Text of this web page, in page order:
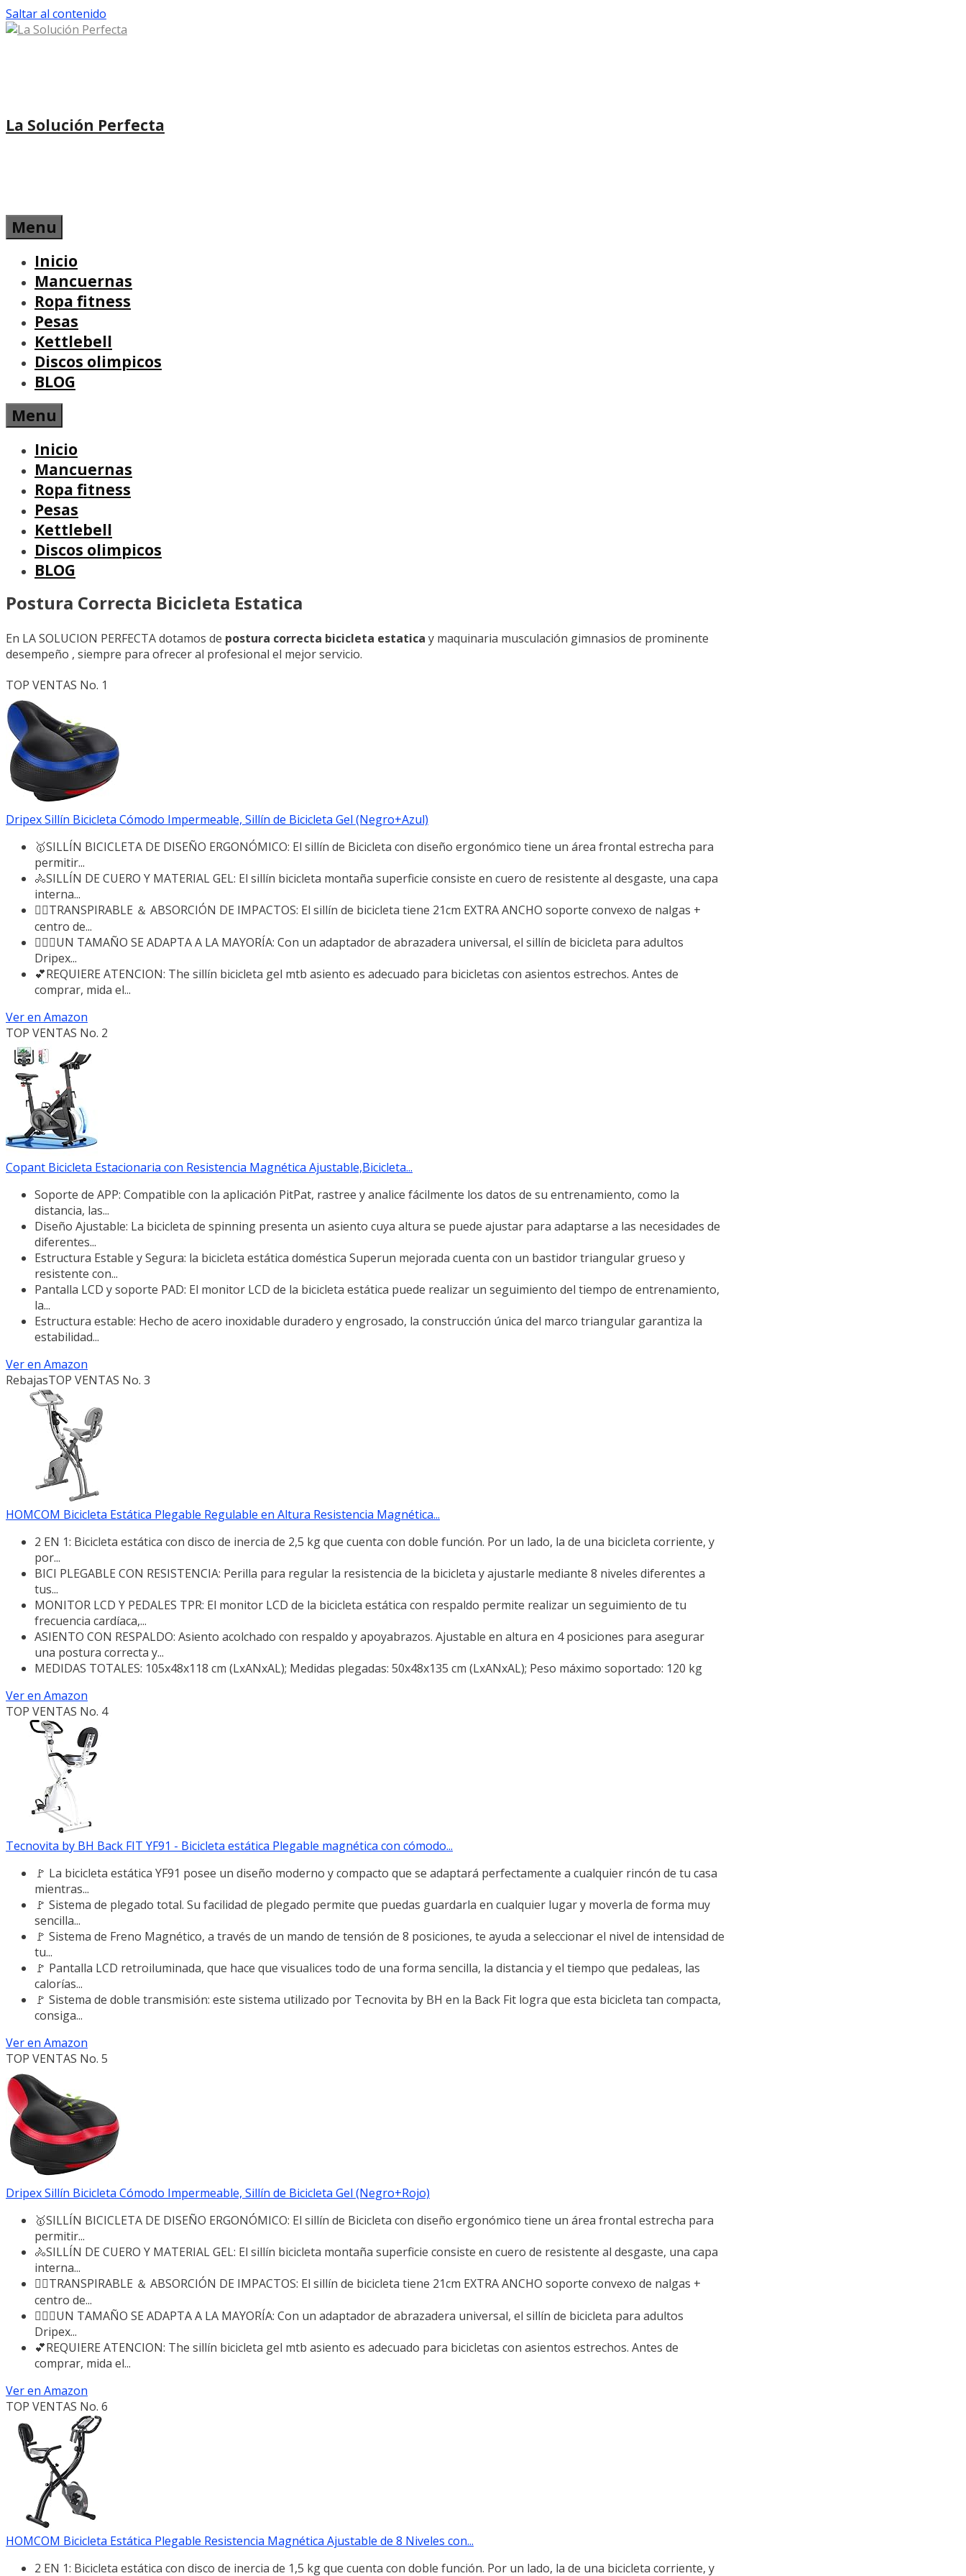
Saltar al contenido
La Solución Perfecta
Menu
Inicio
Mancuernas
Ropa fitness
Pesas
Kettlebell
Discos olimpicos
BLOG
Menu
Inicio
Mancuernas
Ropa fitness
Pesas
Kettlebell
Discos olimpicos
BLOG
Postura Correcta Bicicleta Estatica
En LA SOLUCION PERFECTA dotamos de postura correcta bicicleta estatica y maquinaria musculación gimnasios de prominente
desempeño , siempre para ofrecer al profesional el mejor servicio.
TOP VENTAS No. 1
Dripex Sillín Bicicleta Cómodo Impermeable, Sillín de Bicicleta Gel (Negro+Azul)
🥇SILLÍN BICICLETA DE DISEÑO ERGONÓMICO: El sillín de Bicicleta con diseño ergonómico tiene un área frontal estrecha para
permitir...
🚴SILLÍN DE CUERO Y MATERIAL GEL: El sillín bicicleta montaña superficie consiste en cuero de resistente al desgaste, una capa
interna...
🚴‍♂TRANSPIRABLE ＆ ABSORCIÓN DE IMPACTOS: El sillín de bicicleta tiene 21cm EXTRA ANCHO soporte convexo de nalgas +
centro de...
🚴🏼‍♀️UN TAMAÑO SE ADAPTA A LA MAYORÍA: Con un adaptador de abrazadera universal, el sillín de bicicleta para adultos
Dripex...
💕REQUIERE ATENCION: The sillín bicicleta gel mtb asiento es adecuado para bicicletas con asientos estrechos. Antes de
comprar, mida el...
Ver en Amazon
TOP VENTAS No. 2
Copant Bicicleta Estacionaria con Resistencia Magnética Ajustable,Bicicleta...
Soporte de APP: Compatible con la aplicación PitPat, rastree y analice fácilmente los datos de su entrenamiento, como la
distancia, las...
Diseño Ajustable: La bicicleta de spinning presenta un asiento cuya altura se puede ajustar para adaptarse a las necesidades de
diferentes...
Estructura Estable y Segura: la bicicleta estática doméstica Superun mejorada cuenta con un bastidor triangular grueso y
resistente con...
Pantalla LCD y soporte PAD: El monitor LCD de la bicicleta estática puede realizar un seguimiento del tiempo de entrenamiento,
la...
Estructura estable: Hecho de acero inoxidable duradero y engrosado, la construcción única del marco triangular garantiza la
estabilidad...
Ver en Amazon
RebajasTOP VENTAS No. 3
HOMCOM Bicicleta Estática Plegable Regulable en Altura Resistencia Magnética...
2 EN 1: Bicicleta estática con disco de inercia de 2,5 kg que cuenta con doble función. Por un lado, la de una bicicleta corriente, y
por...
BICI PLEGABLE CON RESISTENCIA: Perilla para regular la resistencia de la bicicleta y ajustarle mediante 8 niveles diferentes a
tus...
MONITOR LCD Y PEDALES TPR: El monitor LCD de la bicicleta estática con respaldo permite realizar un seguimiento de tu
frecuencia cardíaca,...
ASIENTO CON RESPALDO: Asiento acolchado con respaldo y apoyabrazos. Ajustable en altura en 4 posiciones para asegurar
una postura correcta y...
MEDIDAS TOTALES: 105x48x118 cm (LxANxAL); Medidas plegadas: 50x48x135 cm (LxANxAL); Peso máximo soportado: 120 kg
Ver en Amazon
TOP VENTAS No. 4
Tecnovita by BH Back FIT YF91 - Bicicleta estática Plegable magnética con cómodo...
🚩 La bicicleta estática YF91 posee un diseño moderno y compacto que se adaptará perfectamente a cualquier rincón de tu casa
mientras...
🚩 Sistema de plegado total. Su facilidad de plegado permite que puedas guardarla en cualquier lugar y moverla de forma muy
sencilla...
🚩 Sistema de Freno Magnético, a través de un mando de tensión de 8 posiciones, te ayuda a seleccionar el nivel de intensidad de
tu...
🚩 Pantalla LCD retroiluminada, que hace que visualices todo de una forma sencilla, la distancia y el tiempo que pedaleas, las
calorías...
🚩 Sistema de doble transmisión: este sistema utilizado por Tecnovita by BH en la Back Fit logra que esta bicicleta tan compacta,
consiga...
Ver en Amazon
TOP VENTAS No. 5
Dripex Sillín Bicicleta Cómodo Impermeable, Sillín de Bicicleta Gel (Negro+Rojo)
🥇SILLÍN BICICLETA DE DISEÑO ERGONÓMICO: El sillín de Bicicleta con diseño ergonómico tiene un área frontal estrecha para
permitir...
🚴SILLÍN DE CUERO Y MATERIAL GEL: El sillín bicicleta montaña superficie consiste en cuero de resistente al desgaste, una capa
interna...
🚴‍♂TRANSPIRABLE ＆ ABSORCIÓN DE IMPACTOS: El sillín de bicicleta tiene 21cm EXTRA ANCHO soporte convexo de nalgas +
centro de...
🚴🏼‍♀️UN TAMAÑO SE ADAPTA A LA MAYORÍA: Con un adaptador de abrazadera universal, el sillín de bicicleta para adultos
Dripex...
💕REQUIERE ATENCION: The sillín bicicleta gel mtb asiento es adecuado para bicicletas con asientos estrechos. Antes de
comprar, mida el...
Ver en Amazon
TOP VENTAS No. 6
HOMCOM Bicicleta Estática Plegable Resistencia Magnética Ajustable de 8 Niveles con...
2 EN 1: Bicicleta estática con disco de inercia de 1,5 kg que cuenta con doble función. Por un lado, la de una bicicleta corriente, y